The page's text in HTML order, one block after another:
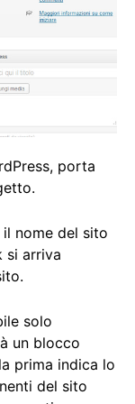
porta
nome del sito
si arriva
solo
un blocco
prima indica lo
del sito